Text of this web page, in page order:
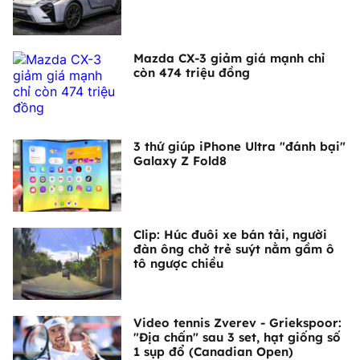
Mazda CX-3 giảm giá mạnh chỉ
còn 474 triệu đồng
3 thứ giúp iPhone Ultra "đánh bại"
Galaxy Z Fold8
Clip: Húc đuôi xe bán tải, người
đàn ông chở trẻ suýt nằm gầm ô
tô ngược chiều
Video tennis Zverev - Griekspoor:
"Địa chấn" sau 3 set, hạt giống số
1 sụp đổ (Canadian Open)